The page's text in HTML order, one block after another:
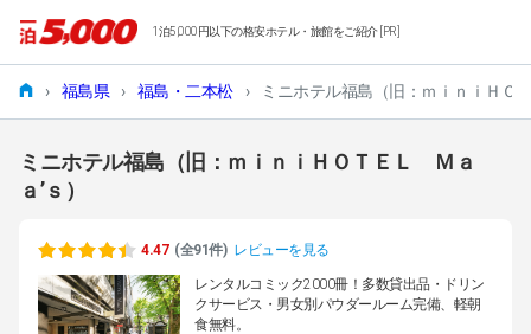
1泊5,000円以下の格安ホテル・旅館をご紹介 [PR]
› 福島県 › 福島・二本松 › ミニホテル福島（旧：ｍｉｎｉＨＯ
ミニホテル福島（旧：ｍｉｎｉＨＯＴＥＬ Ｍａ
ａ’ｓ）
4.47 (全91件) レビューを見る
レンタルコミック2000冊！多数貸出品・ドリン
クサービス・男女別パウダールーム完備、軽朝
食無料。